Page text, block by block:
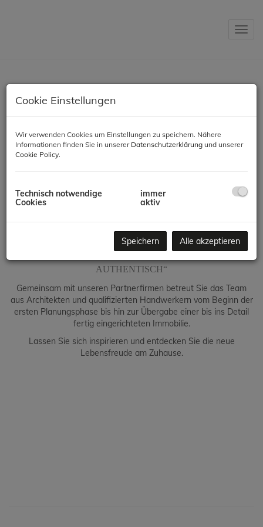
Lebensfreude beginnt Zuhause. Räume zum Wohlfühlen, zum
Ihren Visionen zu gestalten ist unsere Aufgabe und
Leidenschaft.
AUTHENTISCH“
Gemeinsam mit unseren Partnerfirmen betreut Sie das Team
aus Architekten und qualifizierten Handwerkern vom Beginn der
ersten Planungsphase bis hin zur Übergabe einer bis ins Detail
fertig eingerichteten Immobilie.
Lassen Sie sich inspirieren und entdecken Sie die neue
Lebensfreude am Zuhause.
Cookie Einstellungen
Wir verwenden Cookies um Einstellungen zu speichern. Nähere
Informationen finden Sie in unserer Datenschutzerklärung und unserer
Cookie Policy.
Technisch notwendige
Cookies
immer
aktiv
Speichern Alle akzeptieren